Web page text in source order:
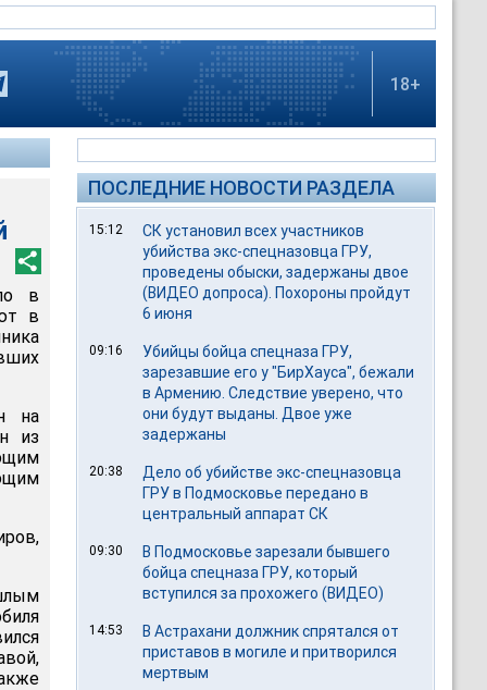
18+
в
в
на
из
ПОСЛЕДНИЕ НОВОСТИ РАЗДЕЛА
15:12
СК установил всех участников
убийства экс-спецназовца ГРУ,
проведены обыски, задержаны двое
(ВИДЕО допроса). Похороны пройдут
6 июня
09:16
Убийцы бойца спецназа ГРУ,
зарезавшие его у "БирХауса", бежали
в Армению. Следствие уверено, что
они будут выданы. Двое уже
задержаны
20:38
Дело об убийстве экс-спецназовца
ГРУ в Подмосковье передано в
центральный аппарат СК
09:30
В Подмосковье зарезали бывшего
бойца спецназа ГРУ, который
вступился за прохожего (ВИДЕО)
14:53
В Астрахани должник спрятался от
приставов в могиле и притворился
мертвым